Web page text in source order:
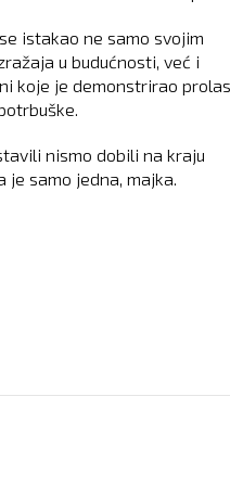
istakao ne samo svojim
u budućnosti, već i
koje je demonstrirao
nismo dobili na kraju
samo jedna, majka.